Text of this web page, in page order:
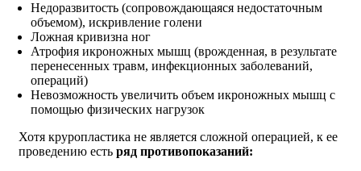
Недоразвитость (сопровождающаяся недостаточным
объемом), искривление голени
Ложная кривизна ног
Атрофия икроножных мышц (врожденная, в результате
перенесенных травм, инфекционных заболеваний,
операций)
Невозможность увеличить объем икроножных мышц с
помощью физических нагрузок
Хотя круропластика не является сложной операцией, к ее
проведению есть ряд противопоказаний: